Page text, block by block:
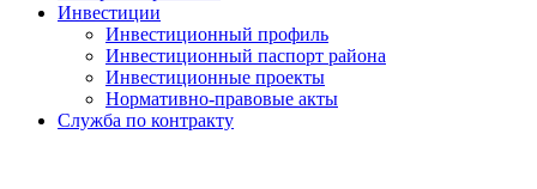
Инвестиции
Инвестиционный профиль
Инвестиционный паспорт района
Инвестиционные проекты
Нормативно-правовые акты
Служба по контракту